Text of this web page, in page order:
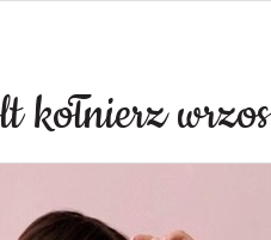
kołnierz wrzos